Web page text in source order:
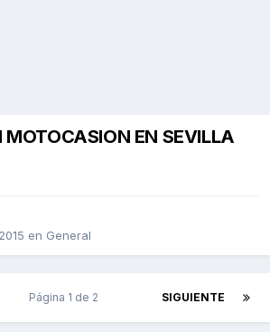
MOTOCASION EN SEVILLA
en General
SIGUIENTE
Página 1 de 2